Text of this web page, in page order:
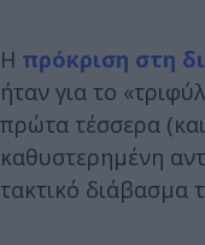
Η πρόκριση στη
ήταν για το
πρώτα τέσσερα
καθυστερημένη
τακτικό διάβασμα